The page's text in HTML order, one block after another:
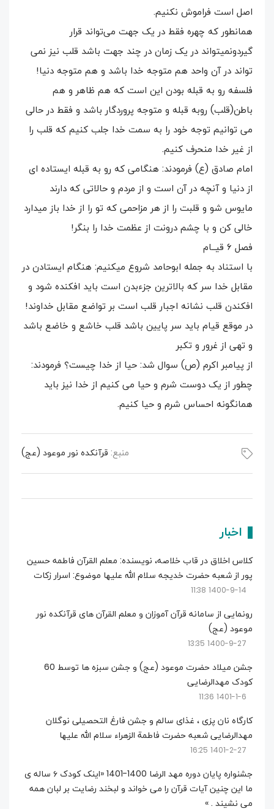
اصل است فراموش نکنیم.
همانطور که چهره فقط در یک جهت می‌تواند قرار
گیردونمیتواند در یک زمان در چند جهت باشد قلب نیز نمی
تواند در آن واحد هم متوجه خدا باشد و هم متوجه دنیا!
فلسفه رو به قبله بودن این است که هم ظاهر و هم
باطن(قلب) روبه قبله و متوجه پروردگار باشد و فقط در حالی
می توانیم توجه خود را به سمت خدا جلب کنیم که قلب را
از غیر خدا منحرف کنیم.
امام صادق (ع) فرمودند: هنگامی که رو به قبله ایستاده ای
از دنیا و آنچه در آن است و از مردم و حالاتی که دارند
مایوس شو و قلبت را از هر مزاحمی که تو را از خدا باز میدارد
خالی کن و با چشم درونت از عظمت خدا را بنگر!
فصل ۶ قیــام
با استناد به جمله ابوحامد شروع میکنیم: هنگام ایستادن در
مقابل خدا سر که بالاترین جزءبدن است باید افکنده شود و
افکندن قلب نشانه اجبار قلب است بر تواضع مقابل خداوند!
در موقع قیام باید سر پایین باشد قلب خاشع و خاضع باشد
و تهی از غرور و تکبر
از پیامبر اکرم (ص) سوال شد: حیا از خدا چیست؟ فرمودند:
چطور از یک دوست شرم و حیا می کنیم از خدا نیز باید
همانگونه احساس شرم و حیا کنیم.
منبع: قرآنکده نور موعود (عج)
اخبار
کلاس اخلاق در قاب خلاصه، نویسنده: معلم القرآن فاطمه حسین
پور از شعبه حضرت خدیجه سلام الله علیها موضوع: اسرار زکات
1400-9-14 11:38
رونمایی از سامانه قرآن آموزان و معلم القرآن های قرآنکده نور
موعود (عج)
1400-9-27 13:35
جشن میلاد حضرت موعود (عج) و جشن سبزه ها توسط 60
کودک مهدالرضایی
1401-1-6 11:36
کارگاه نان پزی ، غذای سالم و جشن فارغ التحصیلی نوگلان
مهدالرضایی شعبه حضرت فاطمة الزهراء سلام الله علیها
1401-2-27 16:25
جشنواره پایان دوره مهد الرضا 1400-1401 «اینک کودک ۶ ساله ی
ما این چنین آیات قرآن را می خواند و لبخند رضایت بر لبان همه
می نشیند . »